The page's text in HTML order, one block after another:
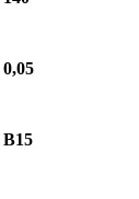
0,05
B15